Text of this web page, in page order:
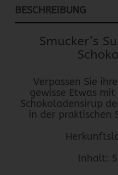
BESCHREIBUNG
Smucker’s
Verpassen Sie
gewisse Etwas mit
Schokoladensirup
in der praktischen
Inhalt: